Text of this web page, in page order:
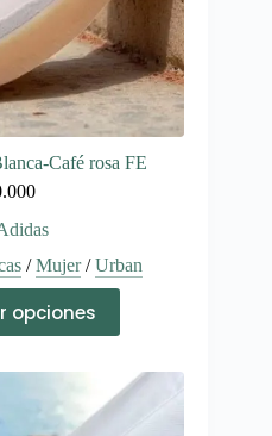
Café rosa FE
/Mujer/Urban
opciones